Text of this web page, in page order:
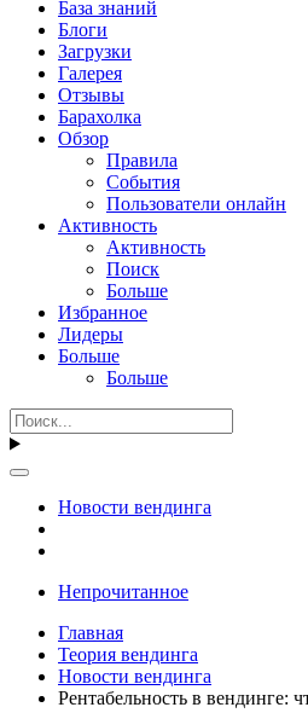
База знаний
Блоги
Загрузки
Галерея
Отзывы
Барахолка
Обзор
Правила
События
Пользователи онлайн
Активность
Активность
Поиск
Больше
Избранное
Лидеры
Больше
Больше
Новости вендинга
Непрочитанное
Главная
Теория вендинга
Новости вендинга
Рентабельность в вендинге: